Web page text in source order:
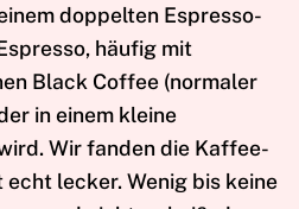
doppelten Espresso-
häufig mit
Black Coffee (normaler
in einem kleine
Wir fanden die Kaffee-
lecker. Wenig bis keine